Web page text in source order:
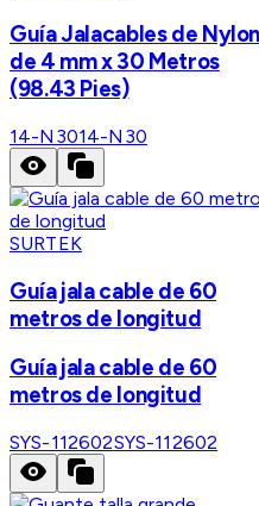
Guía Jalacables de Nylon
de 4 mm x 30 Metros
(98.43 Pies)
14-N3014-N30
SURTEK
Guía jala cable de 60
metros de longitud
Guía jala cable de 60
metros de longitud
SYS-112602SYS-112602